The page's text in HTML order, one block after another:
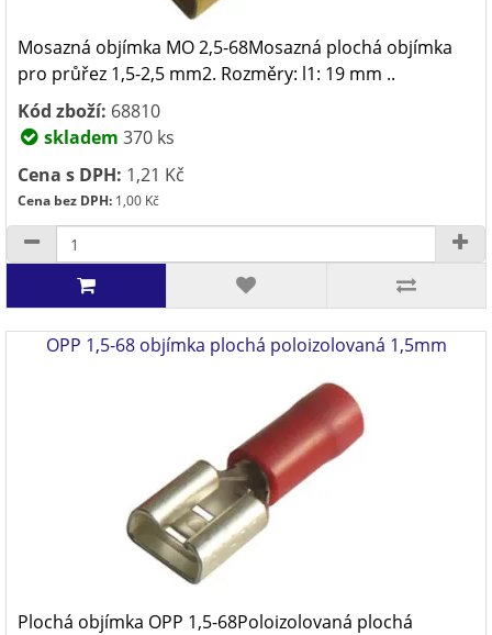
Mosazná objímka MO 2,5-68Mosazná plochá objímka
pro průřez 1,5-2,5 mm2. Rozměry: l1: 19 mm ..
Kód zboží: 68810
skladem 370 ks
Cena s DPH: 1,21 Kč
Cena bez DPH: 1,00 Kč
OPP 1,5-68 objímka plochá poloizolovaná 1,5mm
Plochá objímka OPP 1,5-68Poloizolovaná plochá